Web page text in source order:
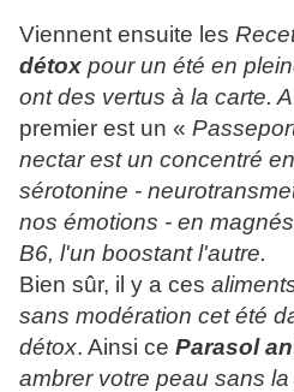
Viennent ensuite les
détox pour un été en
ont des vertus à la carte.
premier est un «
nectar est un concentré
sérotonine -
nos émotions - en
B6, l'un boostant l'autre.
Bien sûr, il y a ces
sans modération cet été
détox. Ainsi ce Parasol
ambrer votre peau sans